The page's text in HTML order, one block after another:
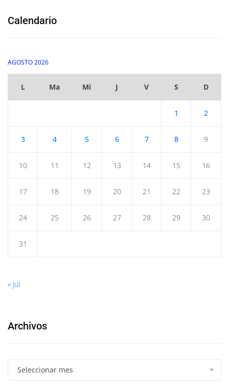
Calendario
AGOSTO 2026
L Ma Mi J V S D
1 2
3 4 5 6 7 8 9
10 11 12 13 14 15 16
17 18 19 20 21 22 23
24 25 26 27 28 29 30
31
« Jul
Archivos
Seleccionar mes